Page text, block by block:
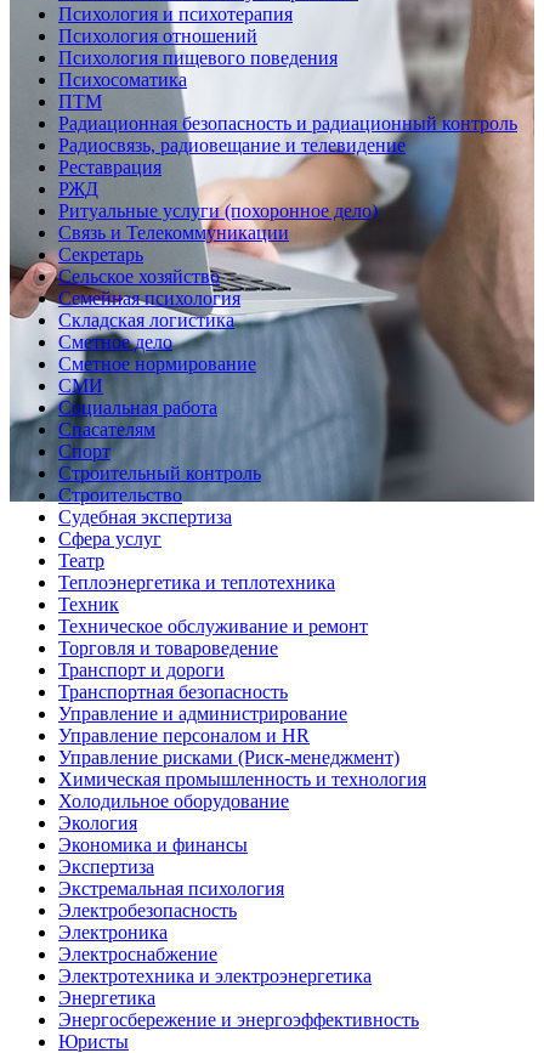
Психология и психотерапия
Психология отношений
Психология пищевого поведения
Психосоматика
ПТМ
Радиационная безопасность и радиационный контроль
Радиосвязь, радиовещание и телевидение
Реставрация
РЖД
Ритуальные услуги (похоронное дело)
Связь и Телекоммуникации
Секретарь
Сельское хозяйство
Семейная психология
Складская логистика
Сметное дело
Сметное нормирование
СМИ
Социальная работа
Спасателям
Спорт
Строительный контроль
Строительство
Судебная экспертиза
Сфера услуг
Театр
Теплоэнергетика и теплотехника
Техник
Техническое обслуживание и ремонт
Торговля и товароведение
Транспорт и дороги
Транспортная безопасность
Управление и администрирование
Управление персоналом и HR
Управление рисками (Риск-менеджмент)
Химическая промышленность и технология
Холодильное оборудование
Экология
Экономика и финансы
Экспертиза
Экстремальная психология
Электробезопасность
Электроника
Электроснабжение
Электротехника и электроэнергетика
Энергетика
Энергосбережение и энергоэффективность
Юристы